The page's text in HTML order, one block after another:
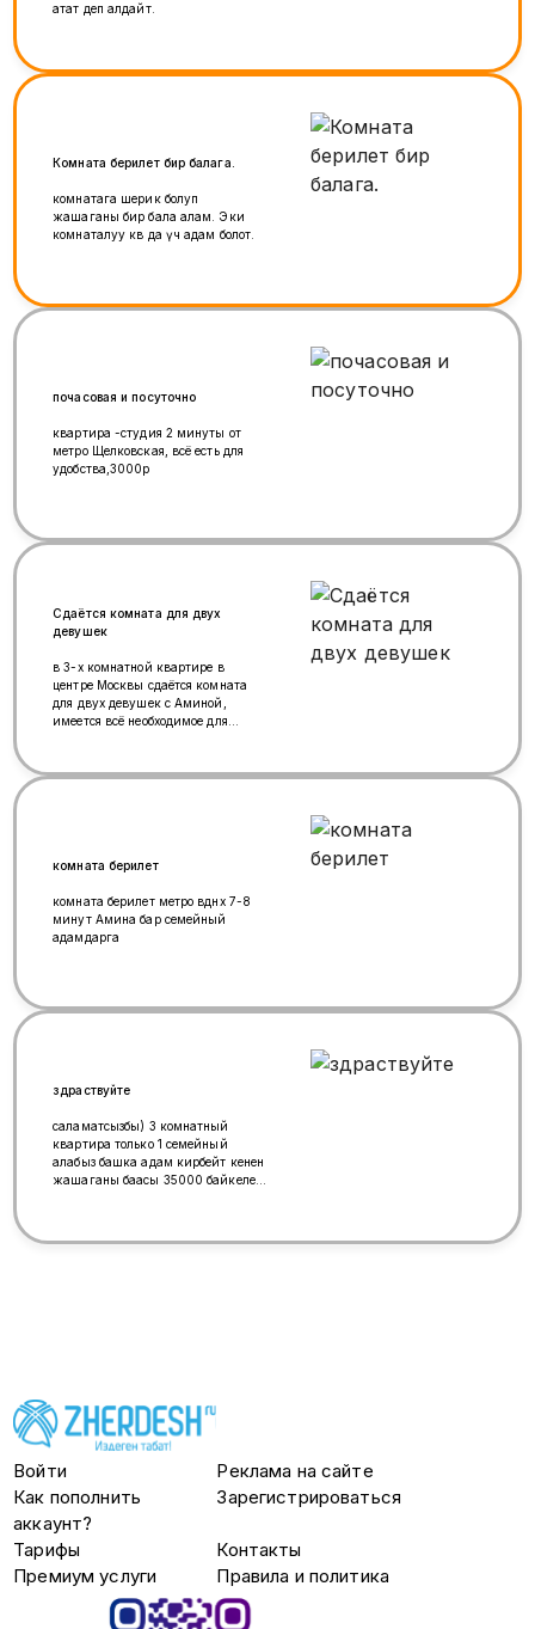
атат деп алдайт.
Комната берилет бир балага.
комнатага шерик болуп
жашаганы бир бала алам. Эки
комнаталуу кв да үч адам болот.
почасовая и посуточно
квартира -студия 2 минуты от
метро Щелковская, всё есть для
удобства,3000р
Сдаётся комната для двух
девушек
в 3-х комнатной квартире в
центре Москвы сдаётся комната
для двух девушек с Аминой,
имеется всё необходимое для
комната берилет
комната берилет метро вднх 7-8
минут Амина бар семейный
адамдарга
здраствуйте
саламатсызбы) 3 комнатный
квартира только 1 семейный
алабыз башка адам кирбейт кенен
жашаганы баасы 35000 байкелер
Войти
Реклама на сайте
Как пополнить
аккаунт?
Зарегистрироваться
Тарифы
Контакты
Премиум услуги
Правила и политика